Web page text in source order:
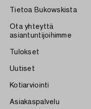
Tietoa Bukowskista
Ota yhteyttä
asiantuntijoihimme
Tulokset
Uutiset
Kotiarviointi
Asiakaspalvelu